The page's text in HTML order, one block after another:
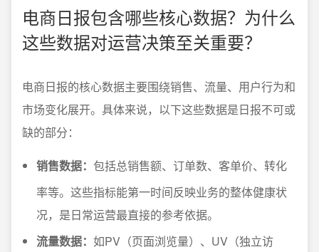
电商日报包含哪些核心数据？为什么
这些数据对运营决策至关重要？
电商日报的核心数据主要围绕销售、流量、用户行为和
市场变化展开。具体来说，以下这些数据是日报不可或
缺的部分：
销售数据： 包括总销售额、订单数、客单价、转化
率等。这些指标能第一时间反映业务的整体健康状
况，是日常运营最直接的参考依据。
流量数据： 如PV（页面浏览量）、UV（独立访